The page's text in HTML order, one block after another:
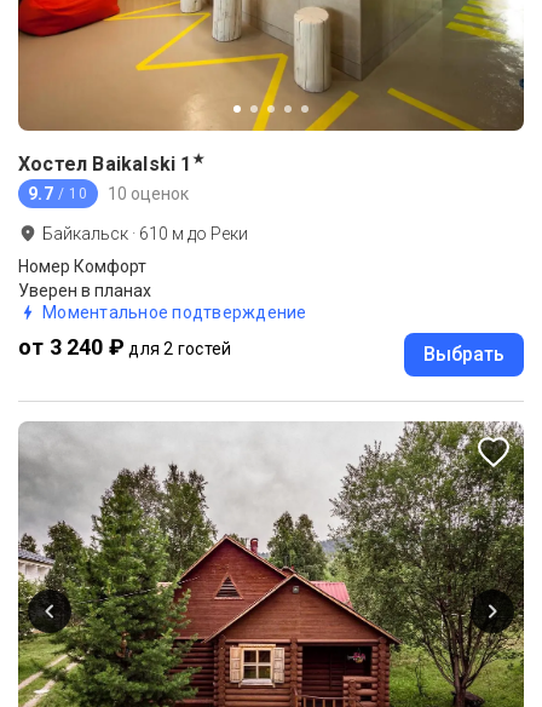
Хостел Baikalski 1 ★
9.7 / 10 10 оценок
Байкальск · 610 м до Реки
Номер Комфорт
Уверен в планах
Моментальное подтверждение
от 3 240 ₽ для 2 гостей Выбрать